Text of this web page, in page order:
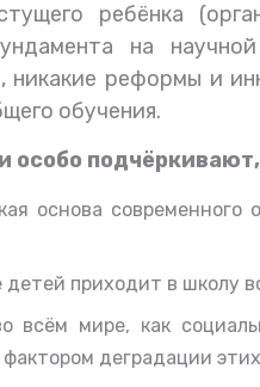
ребёнка
на
никакие реформы и
обучения.
особо
основа
детей приходит в школу
всём мире, как
деградации